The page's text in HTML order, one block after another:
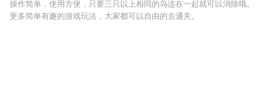
操作简单，使用方便，只要三只以上相同的鸟连在一起就可以消除哦。
更多简单有趣的游戏玩法，大家都可以自由的去通关。